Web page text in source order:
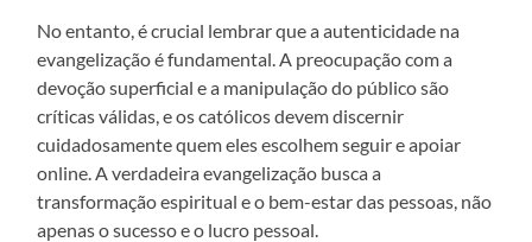
No entanto, é crucial lembrar que a autenticidade na
evangelização é fundamental. A preocupação com a
devoção superficial e a manipulação do público são
críticas válidas, e os católicos devem discernir
cuidadosamente quem eles escolhem seguir e apoiar
online. A verdadeira evangelização busca a
transformação espiritual e o bem-estar das pessoas, não
apenas o sucesso e o lucro pessoal.